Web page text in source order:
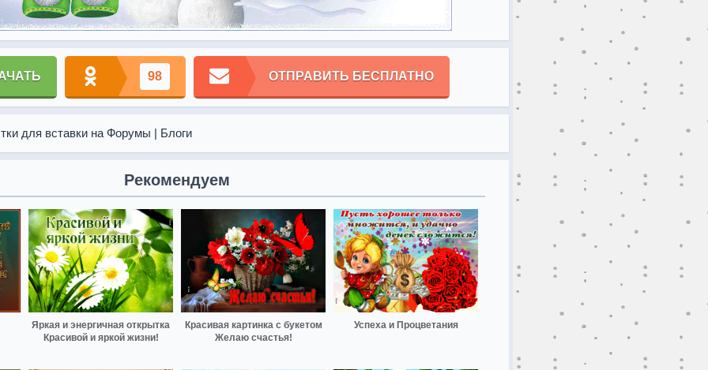
98 ОТПРАВИТЬ БЕСПЛАТНО
для вставки на Форумы | Блоги
Рекомендуем
Яркая и энергичная открытка
Красивой и яркой жизни!
Красивая картинка с букетом
Желаю счастья!
Успеха и Процветания